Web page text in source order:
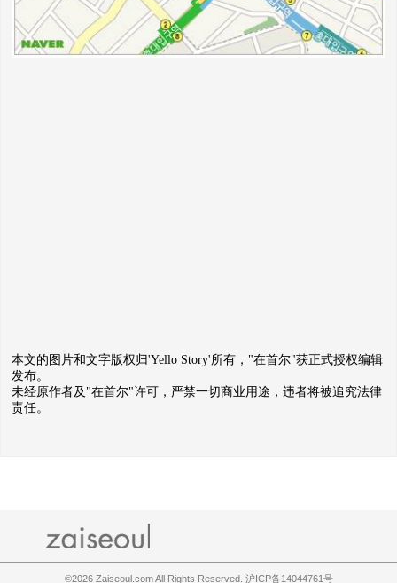
本文的图片和文字版权归'Yello Story'所有，"在首尔"获正式授权编辑
发布。
未经原作者及"在首尔"许可，严禁一切商业用途，违者将被追究法律
责任。
©2026 Zaiseoul.com All Rights Reserved. 沪ICP备14044761号